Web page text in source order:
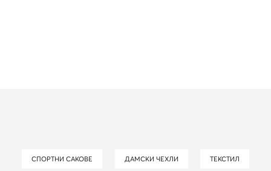
СПОРТНИ САКОВЕ ДАМСКИ ЧЕХЛИ ТЕКСТИЛ